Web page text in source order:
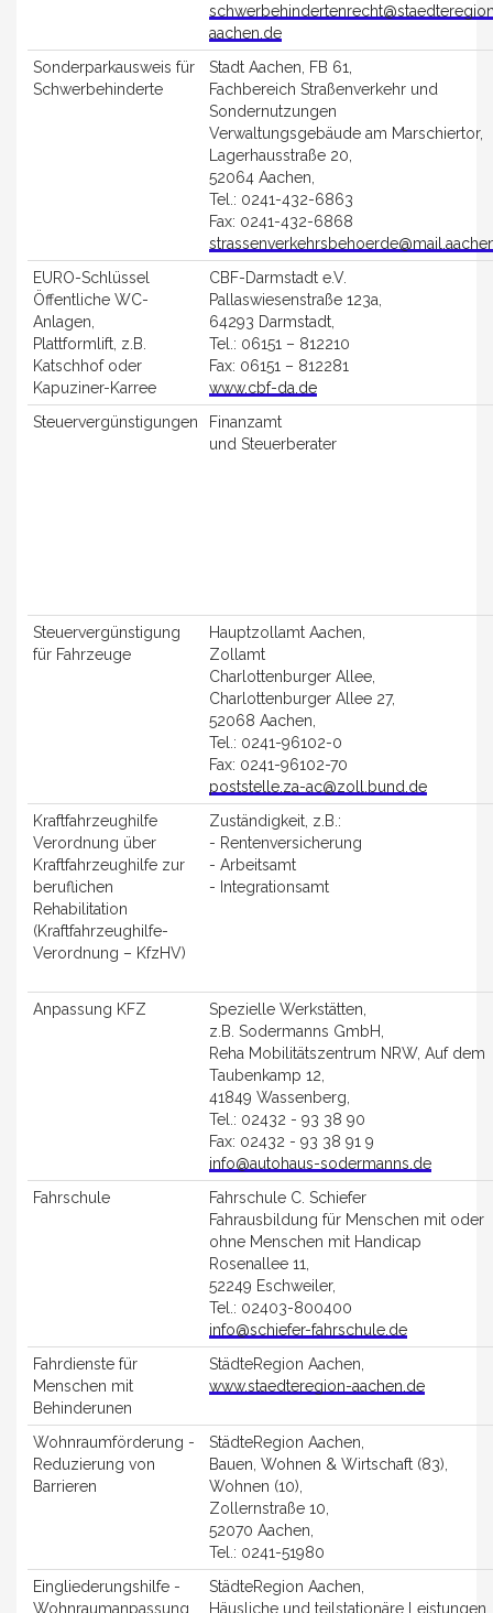
aachen.de
Sonderparkausweis für
Schwerbehinderte
Stadt Aachen, FB 61,
Fachbereich Straßenverkehr und
Sondernutzungen
Verwaltungsgebäude am Marschiertor,
Lagerhausstraße 20,
52064 Aachen,
Tel.: 0241-432-6863
Fax: 0241-432-6868
EURO-Schlüssel
Öffentliche WC-
Anlagen,
Plattformlift, z.B.
Katschhof oder
Kapuziner-Karree
CBF-Darmstadt e.V.
Pallaswiesenstraße 123a,
64293 Darmstadt,
Tel.: 06151 – 812210
Fax: 06151 – 812281
www.cbf-da.de
Steuervergünstigungen
Finanzamt
und Steuerberater
Steuervergünstigung
für Fahrzeuge
Hauptzollamt Aachen,
Zollamt
Charlottenburger Allee,
Charlottenburger Allee 27,
52068 Aachen,
Tel.: 0241-96102-0
Fax: 0241-96102-70
poststelle.za-ac@zoll.bund.de
Kraftfahrzeughilfe
Verordnung über
Kraftfahrzeughilfe zur
beruflichen
Rehabilitation
(Kraftfahrzeughilfe-
Verordnung – KfzHV)
Zuständigkeit, z.B.:
- Rentenversicherung
- Arbeitsamt
- Integrationsamt
Anpassung KFZ
Spezielle Werkstätten,
z.B. Sodermanns GmbH,
Reha Mobilitätszentrum NRW, Auf dem
Taubenkamp 12,
41849 Wassenberg,
Tel.: 02432 - 93 38 90
Fax: 02432 - 93 38 91 9
info@autohaus-sodermanns.de
Fahrschule
Fahrschule C. Schiefer
Fahrausbildung für Menschen mit oder
ohne Menschen mit Handicap
Rosenallee 11,
52249 Eschweiler,
Tel.: 02403-800400
info@schiefer-fahrschule.de
Fahrdienste für
Menschen mit
Behinderunen
StädteRegion Aachen,
www.staedteregion-aachen.de
Wohnraumförderung -
Reduzierung von
Barrieren
StädteRegion Aachen,
Bauen, Wohnen & Wirtschaft (83),
Wohnen (10),
Zollernstraße 10,
52070 Aachen,
Tel.: 0241-51980
Eingliederungshilfe -
Wohnraumanpassung
StädteRegion Aachen,
Häusliche und teilstationäre Leistungen